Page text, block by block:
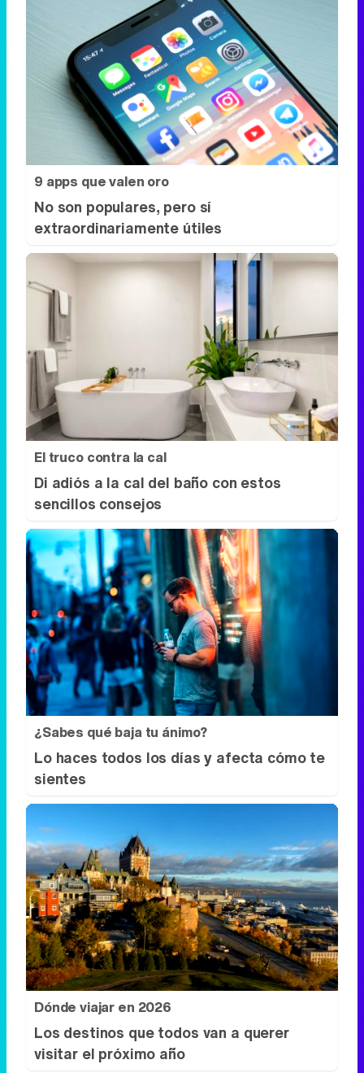
9 apps que valen oro
No son populares, pero sí
extraordinariamente útiles
El truco contra la cal
Di adiós a la cal del baño con estos
sencillos consejos
¿Sabes qué baja tu ánimo?
Lo haces todos los días y afecta cómo te
sientes
Dónde viajar en 2026
Los destinos que todos van a querer
visitar el próximo año